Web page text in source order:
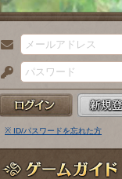
メ
ー
ル
ア
ド
パ
ス
ー
※ ID/パスワードを忘れた方